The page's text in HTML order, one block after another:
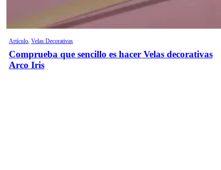
Artículo, Velas Decorativas
Comprueba que sencillo es hacer Velas decorativas
Arco Iris